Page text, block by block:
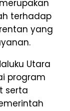
terhadap
yang
Utara
program
serta